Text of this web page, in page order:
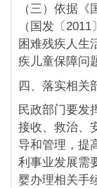
（三）依据
（国发〔
困难残疾人生
疾儿童保障问
四、落实相关
民政部门要发
接收、救治、
导和管理，提
利事业发展需
婴办理相关手